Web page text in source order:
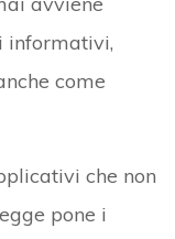
informativi,
come
che non
pone i